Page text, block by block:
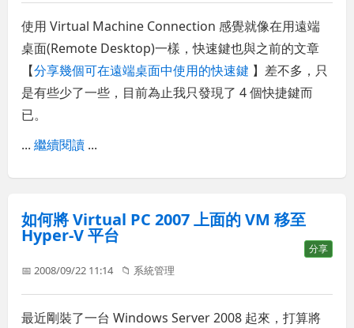
使用 Virtual Machine Connection 感覺就像在用遠端
桌面(Remote Desktop)一樣，快速鍵也與之前的文章
【分享幾個可在遠端桌面中使用的快速鍵 】差不多，只
是有些少了一些，目前為止我只發現了 4 個快捷鍵而
已。
...繼續閱讀 ...
如何將 Virtual PC 2007 上面的 VM 移至
Hyper-V 平台
分享
📅 2008/09/22 11:14 📁 系統管理
最近剛裝了一台 Windows Server 2008 起來，打算將